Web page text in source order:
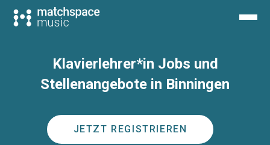
Klavierlehrer*in Jobs und
Stellenangebote in Binningen
JETZT REGISTRIEREN